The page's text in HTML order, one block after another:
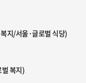
지/서울·글로벌 식당)
복지)